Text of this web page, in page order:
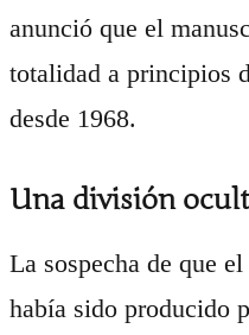
anunció que el
totalidad a principios
desde 1968.
Una división
La sospecha de que
había sido producido